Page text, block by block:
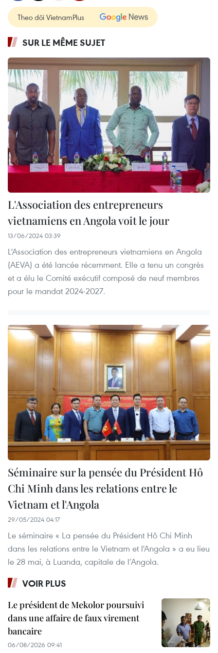
Theo dõi VietnamPlus
SUR LE MÊME SUJET
L'Association des entrepreneurs
vietnamiens en Angola voit le jour
13/06/2024 03:39
L'Association des entrepreneurs vietnamiens en Angola
(AEVA) a été lancée récemment. Elle a tenu un congrès
et a élu le Comité exécutif composé de neuf membres
pour le mandat 2024-2027.
Séminaire sur la pensée du Président Hô
Chi Minh dans les relations entre le
Vietnam et l'Angola
29/05/2024 04:17
Le séminaire « La pensée du Président Hô Chi Minh
dans les relations entre le Vietnam et l'Angola » a eu lieu
le 28 mai, à Luanda, capitale de l’Angola.
VOIR PLUS
Le président de Mekolor poursuivi
dans une affaire de faux virement
bancaire
06/08/2026 09:41